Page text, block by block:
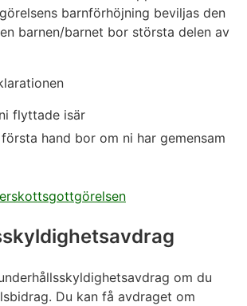
barnförhöjning beviljas den
barnen/barnet bor största delen av
flyttade isär
hand bor om ni har gemensam
om du
Du kan få avdraget om